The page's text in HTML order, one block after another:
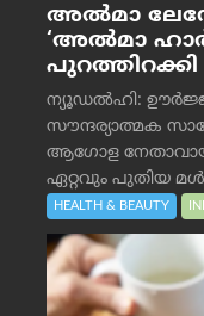
അൽമാ
‘അൽമാ
പുറത്തിറക്കി
ന്യൂഡൽഹി:
സൗന്ദര്യാത്മക
ആഗോള
ഏറ്റവും പുതിയ
HEALTH & BEAUTY